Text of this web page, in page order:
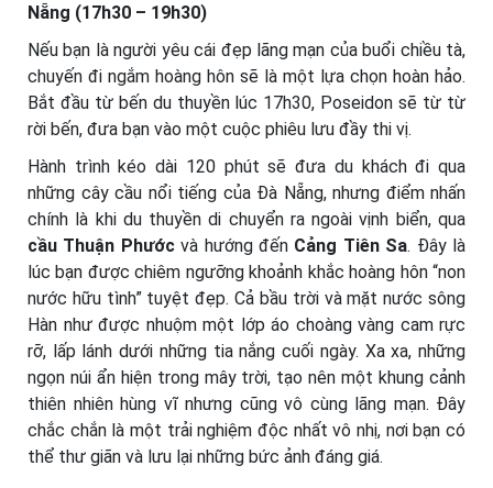
Nẵng (17h30 – 19h30)
Nếu bạn là người yêu cái đẹp lãng mạn của buổi chiều tà,
chuyến đi ngắm hoàng hôn sẽ là một lựa chọn hoàn hảo.
Bắt đầu từ bến du thuyền lúc 17h30, Poseidon sẽ từ từ
rời bến, đưa bạn vào một cuộc phiêu lưu đầy thi vị.
Hành trình kéo dài 120 phút sẽ đưa du khách đi qua
những cây cầu nổi tiếng của Đà Nẵng, nhưng điểm nhấn
chính là khi du thuyền di chuyển ra ngoài vịnh biển, qua
cầu Thuận Phướcvà hướng đến Cảng Tiên Sa. Đây là
lúc bạn được chiêm ngưỡng khoảnh khắc hoàng hôn “non
nước hữu tình” tuyệt đẹp. Cả bầu trời và mặt nước sông
Hàn như được nhuộm một lớp áo choàng vàng cam rực
rỡ, lấp lánh dưới những tia nắng cuối ngày. Xa xa, những
ngọn núi ẩn hiện trong mây trời, tạo nên một khung cảnh
thiên nhiên hùng vĩ nhưng cũng vô cùng lãng mạn. Đây
chắc chắn là một trải nghiệm độc nhất vô nhị, nơi bạn có
thể thư giãn và lưu lại những bức ảnh đáng giá.